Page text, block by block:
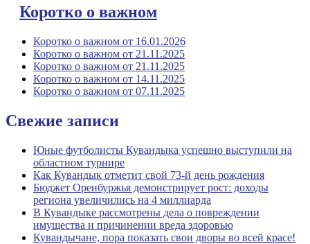
Коротко о важном
Коротко о важном от 16.01.2026
Коротко о важном от 21.11.2025
Коротко о важном от 21.11.2025
Коротко о важном от 14.11.2025
Коротко о важном от 07.11.2025
Свежие записи
Юные футболисты Кувандыка успешно выступили на
областном турнире
Как Кувандык отметит свой 73-й день рождения
Бюджет Оренбуржья демонстрирует рост: доходы
региона увеличились на 4 миллиарда
В Кувандыке рассмотрены дела о повреждении
имущества и причинении вреда здоровью
Кувандычане, пора показать свои дворы во всей красе!